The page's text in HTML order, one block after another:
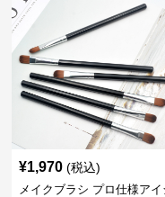
¥1,970 (税込)
メイクブラシ プロ仕様アイ